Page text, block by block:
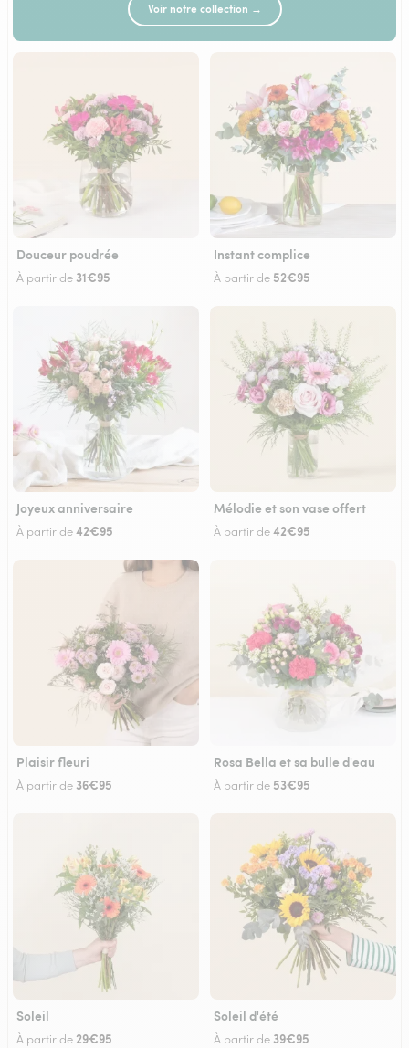
Voir notre collection →
Douceur poudrée
À partir de 31€95
Instant complice
À partir de 52€95
Joyeux anniversaire
À partir de42€95
Mélodie et son vase offert
À partir de42€95
Plaisir fleuri
À partir de 36€95
Rosa Bella et sa bulle d'eau
À partir de 53€95
Soleil
À partir de 29€95
Soleil d'été
À partir de 39€95